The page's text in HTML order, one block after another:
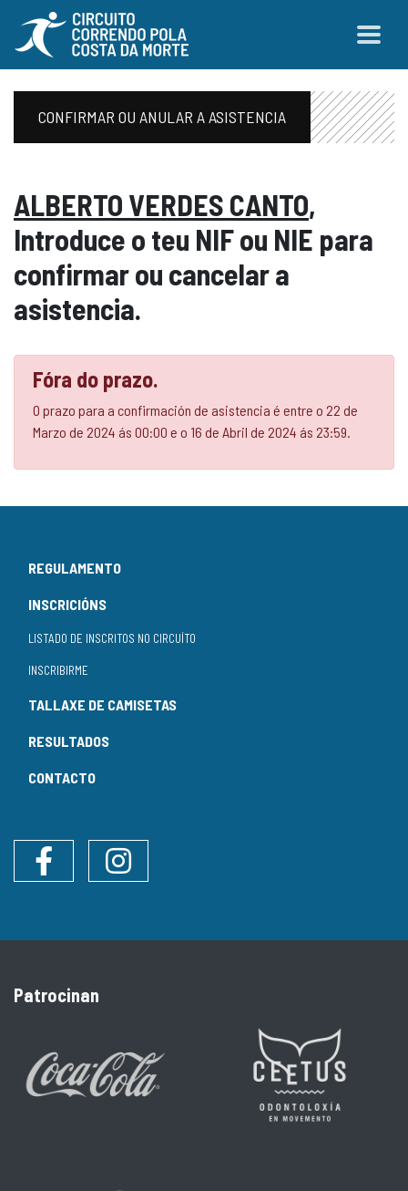
CONFIRMAR OU ANULAR A ASISTENCIA
ALBERTO VERDES CANTO,
Introduce o teu NIF ou NIE para
confirmar ou cancelar a
asistencia.
Fóra do prazo.
O prazo para a confirmación de asistencia é entre o 22 de
Marzo de 2024 ás 00:00 e o 16 de Abril de 2024 ás 23:59.
REGULAMENTO
INSCRICIÓNS
LISTADO DE INSCRITOS NO CIRCUÍTO
INSCRIBIRME
TALLAXE DE CAMISETAS
RESULTADOS
CONTACTO
Instagram
Patrocinan